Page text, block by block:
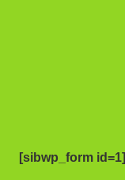
[sibwp_form id=1]